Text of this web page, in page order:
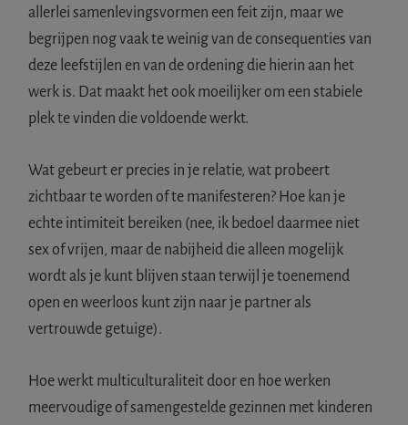
allerlei samenlevingsvormen een feit zijn, maar we
begrijpen nog vaak te weinig van de consequenties van
deze leefstijlen en van de ordening die hierin aan het
werk is. Dat maakt het ook moeilijker om een stabiele
plek te vinden die voldoende werkt.
Wat gebeurt er precies in je relatie, wat probeert
zichtbaar te worden of te manifesteren? Hoe kan je
echte intimiteit bereiken (nee, ik bedoel daarmee niet
sex of vrijen, maar de nabijheid die alleen mogelijk
wordt als je kunt blijven staan terwijl je toenemend
open en weerloos kunt zijn naar je partner als
vertrouwde getuige).
Hoe werkt multiculturaliteit door en hoe werken
meervoudige of samengestelde gezinnen met kinderen